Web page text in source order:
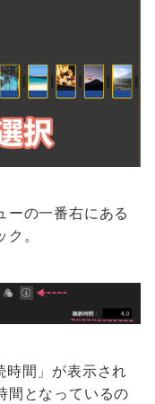
ーの一番右にある
。
間」が表示され
間となっているの